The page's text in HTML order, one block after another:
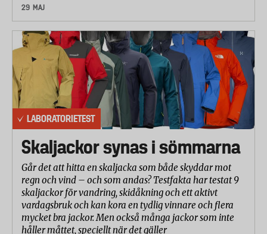
justeringsmöjlighet samt om det gick att komma
loss från remmen på ett enkelt sätt
Hantering av stavarnas längdjusteringssystem,
medföljande instruktion för att dra åt
motståndsinställningar och hur enkelt det var att
byta de delar som kunde bytas ut
29 MAJ
LABORATORIETEST
Skaljackor synas i sömmarna
Går det att hitta en skaljacka som både skyddar mot
regn och vind – och som andas? Testfakta har testat 9
skaljackor för vandring, skidåkning och ett aktivt
vardagsbruk och kan kora en tydlig vinnare och flera
mycket bra jackor. Men också många jackor som inte
håller måttet, speciellt när det gäller